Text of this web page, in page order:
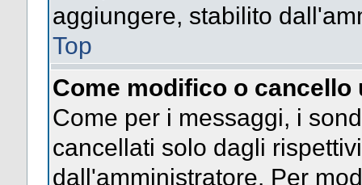
aggiungere, stabilito
Top
Come modifico o cancello
Come per i messaggi, i
cancellati solo dagli
dall'amministratore. Per